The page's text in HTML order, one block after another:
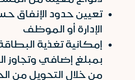
تعيين حدود الإنفاق
الإدارة أو الموظف
إمكانية تغذية البطاقة
بمبلغ إضافي وتجاوز
من خلال التحويل من